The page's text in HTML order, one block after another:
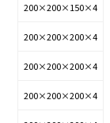
200×200×150×4
200×200×200×4
200×200×200×4
200×200×200×4